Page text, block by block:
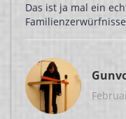
Das ist ja mal ein